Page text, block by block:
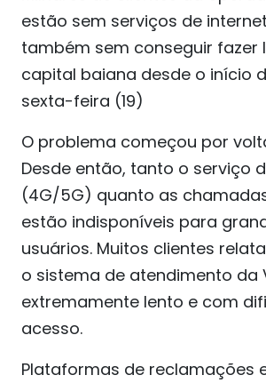
estão sem serviços de
também sem conseguir fazer
capital baiana desde o início
sexta-feira (19)
O problema começou por
Desde então, tanto o serviço
(4G/5G) quanto as
estão indisponíveis para
usuários. Muitos clientes
o sistema de atendimento da
extremamente lento e com
acesso.
Plataformas de reclamações